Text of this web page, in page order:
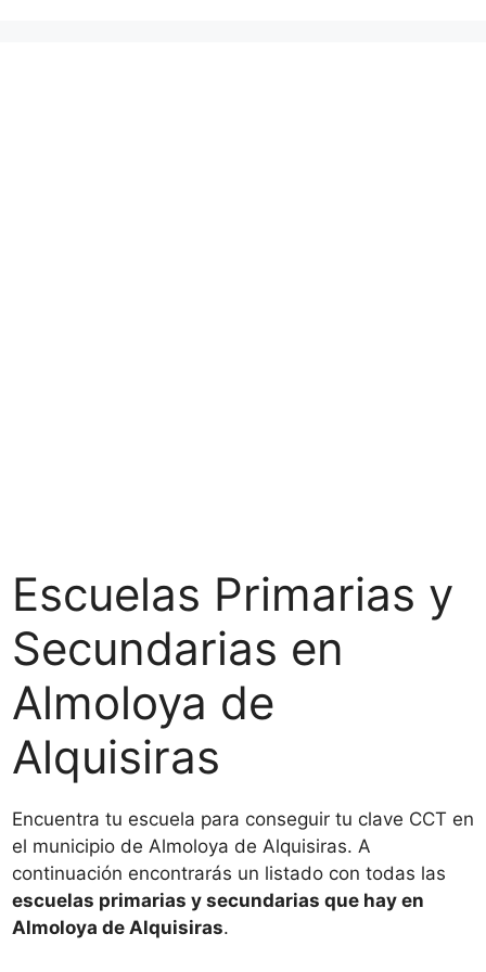
Escuelas Primarias y
Secundarias en
Almoloya de
Alquisiras
Encuentra tu escuela para conseguir tu clave CCT en
el municipio de Almoloya de Alquisiras. A
continuación encontrarás un listado con todas las
escuelas primarias y secundarias que hay en
Almoloya de Alquisiras.